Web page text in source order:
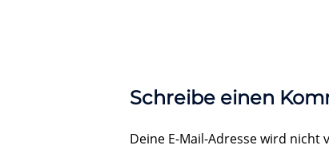
Schreibe einen
Deine E-Mail-Adresse wird nicht